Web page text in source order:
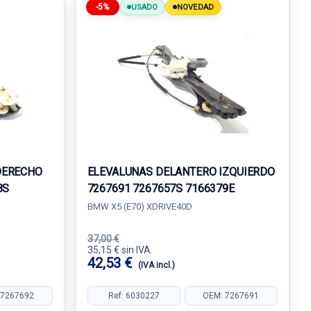
-5% USADO NOVEDAD
ELEVALUNAS DELANTERO IZQUIERDO
7267691 7267657S 7166379E
BMW X5 (E70) XDRIVE40D
37,00 €
35,15 € sin IVA.
42,53 € (IVA incl.)
Ref: 6030227 OEM: 7267691